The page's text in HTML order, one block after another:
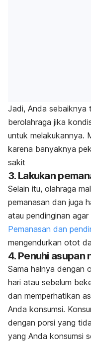
Jadi, Anda sebaiknya
berolahraga jika
untuk melakukannya.
karena banyaknya
sakit
3. Lakukan
Selain itu, olahraga
pemanasan dan juga
atau pendinginan
Pemanasan dan
mengendurkan otot
4. Penuhi asupan
Sama halnya dengan
hari atau sebelum
dan memperhatikan
Anda konsumsi.
dengan porsi yang
yang Anda konsumsi